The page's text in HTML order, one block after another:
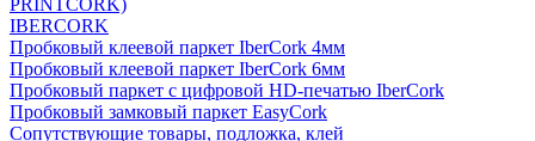
PRINTCORK)
IBERCORK
Пробковый клеевой паркет IberCork 4мм
Пробковый клеевой паркет IberCork 6мм
Пробковый паркет с цифровой HD-печатью IberCork
Пробковый замковый паркет EasyCork
Сопутствующие товары, подложка, клей